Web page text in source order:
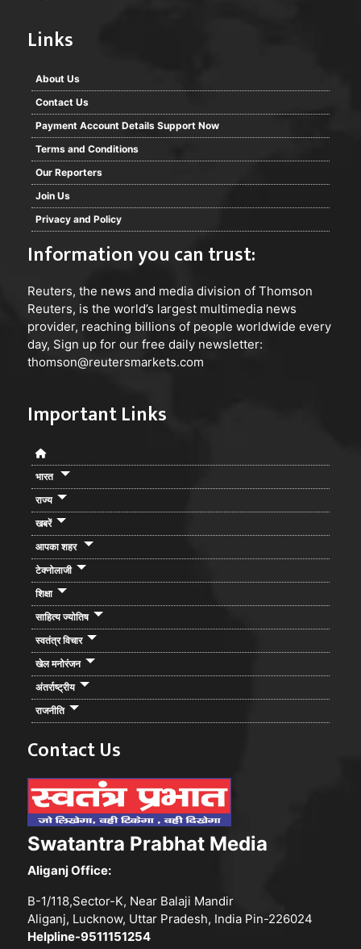
Links
About Us
Contact Us
Payment Account Details Support Now
Terms and Conditions
Our Reporters
Join Us
Privacy and Policy
Information you can trust:
Reuters, the news and media division of Thomson
Reuters, is the world’s largest multimedia news
provider, reaching billions of people worldwide every
day, Sign up for our free daily newsletter:
thomson@reutersmarkets.com
Important Links
भारत
राज्य
खबरें
आपका शहर
टेक्नोलाजी
शिक्षा
साहित्य ज्योतिष
स्वतंत्र विचार
खेल मनोरंजन
अंतर्राष्ट्रीय
राजनीति
Contact Us
Swatantra Prabhat Media
Aliganj Office:
B-1/118,Sector-K, Near Balaji Mandir
Aliganj, Lucknow, Uttar Pradesh, India Pin-226024
Helpline-9511151254